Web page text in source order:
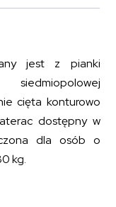
jest z pianki
siedmiopolowej
cięta konturowo
dostępny w
dla osób o
kg.